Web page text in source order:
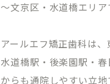
～文京区・水道橋エリ
アールエフ矯正歯科は
水道橋駅・後楽園駅・春
からも通院しやすい立地
ホーム
コンセプト
ドクター紹介